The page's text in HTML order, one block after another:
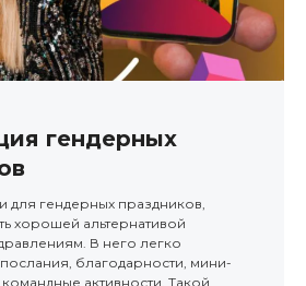
гендерных
для гендерных праздников,
хорошей альтернативой
В него легко
послания, благодарности, мини-
активности. Такой